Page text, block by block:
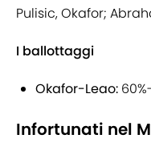
Pulisic, Okafor;
I ballottaggi
Okafor-Leao:
Infortunati nel